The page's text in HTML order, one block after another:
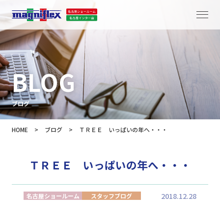
BLOG
ブログ
HOME > ブログ > ＴＲＥＥ いっぱいの年へ・・・
ＴＲＥＥ いっぱいの年へ・・・
名古屋ショールーム スタッフブログ 2018.12.28